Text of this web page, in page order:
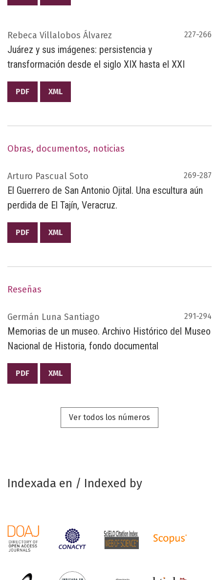
Rebeca Villalobos Álvarez 227-266
Juárez y sus imágenes: persistencia y
transformación desde el siglo XIX hasta el XXI
PDF XML
Obras, documentos, noticias
Arturo Pascual Soto 269-287
El Guerrero de San Antonio Ojital. Una escultura aún
perdida de El Tajín, Veracruz.
PDF XML
Reseñas
Germán Luna Santiago 291-294
Memorias de un museo. Archivo Histórico del Museo
Nacional de Historia, fondo documental
PDF XML
Ver todos los números
Indexada en / Indexed by